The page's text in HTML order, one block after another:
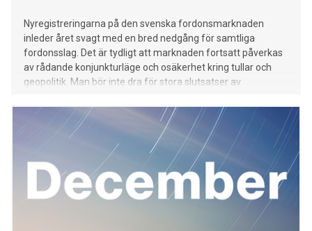
Nyregistreringarna på den svenska fordonsmarknaden
inleder året svagt med en bred nedgång för samtliga
fordonsslag. Det är tydligt att marknaden fortsatt påverkas
av rådande konjunkturläge och osäkerhet kring tullar och
geopolitik. Man bör inte dra för stora slutsatser av